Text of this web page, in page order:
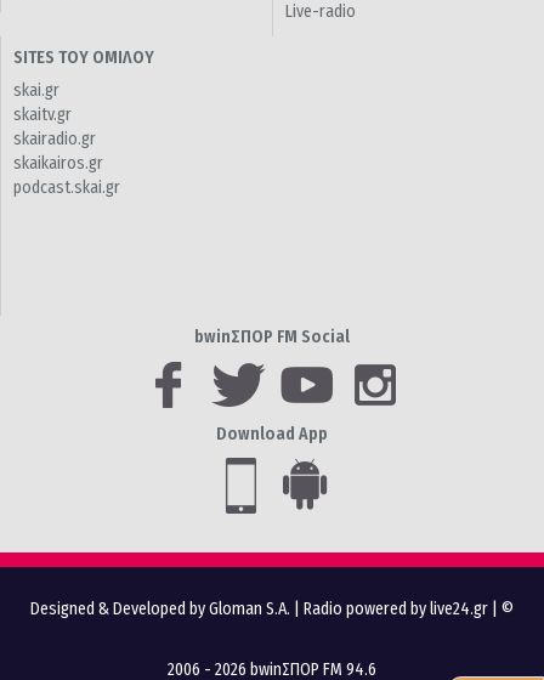
Live-radio
SITES ΤΟΥ ΟΜΙΛΟΥ
skai.gr
skaitv.gr
skairadio.gr
skaikairos.gr
podcast.skai.gr
bwinΣΠΟΡ FM Social
Download App
Designed & Developed by Gloman S.A. Radio powered by live24.gr | ©
2006 - 2026 bwinΣΠΟΡ FM 94.6